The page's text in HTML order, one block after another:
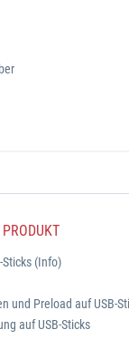
Sticks (Info)
und Preload auf USB-
auf USB-Sticks